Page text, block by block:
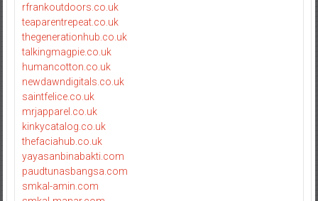
rfrankoutdoors.co.uk
teaparentrepeat.co.uk
thegenerationhub.co.uk
talkingmagpie.co.uk
humancotton.co.uk
newdawndigitals.co.uk
saintfelice.co.uk
mrjapparel.co.uk
kinkycatalog.co.uk
thefaciahub.co.uk
yayasanbinabakti.com
paudtunasbangsa.com
smkal-amin.com